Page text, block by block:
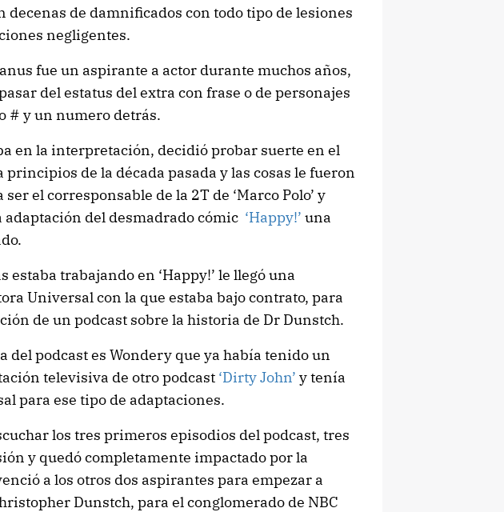
decenas de damnificados con todo tipo de lesiones
negligentes.
fue un aspirante a actor durante muchos años,
del estatus del extra con frase o de personajes
# y un numero detrás.
en la interpretación, decidió probar suerte en el
de la década pasada y las cosas le fueron
el corresponsable de la 2T de ‘Marco Polo’ y
del desmadrado cómic ‘Happy!’ una
estaba trabajando en ‘Happy!’ le llegó una
Universal con la que estaba bajo contrato, para
de un podcast sobre la historia de Dr Dunstch.
del podcast es Wondery que ya había tenido un
televisiva de otro podcast ‘Dirty John’ y tenía
para ese tipo de adaptaciones.
los tres primeros episodios del podcast, tres
y quedó completamente impactado por la
a los otros dos aspirantes para empezar a
Dunstch, para el conglomerado de NBC